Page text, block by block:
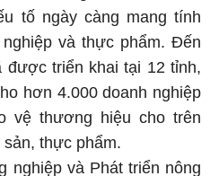
tố ngày càng mang tính
và thực phẩm. Đến
được triển khai tại 12 tỉnh,
hơn 4.000 doanh nghiệp
vệ thương hiệu cho trên
thực phẩm.
nghiệp và Phát triển nông